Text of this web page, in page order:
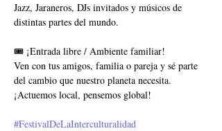
Jazz, Jaraneros, DJs invitados y músicos de
distintas partes del mundo.
🎟️ ¡Entrada libre / Ambiente familiar!
Ven con tus amigos, familia o pareja y sé parte
del cambio que nuestro planeta necesita.
¡Actuemos local, pensemos global!
#FestivalDeLaInterculturalidad